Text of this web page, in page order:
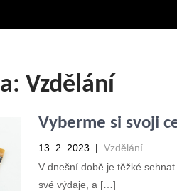
Vzdělání
Vyberme si svoji
13. 2. 2023 | Vzdělání
V dnešní době je těžké
své výdaje, a […]